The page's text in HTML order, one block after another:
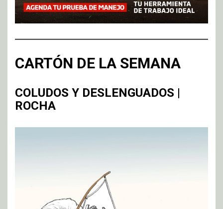
CARTÓN DE LA SEMANA
COLUDOS Y DESLENGUADOS |
ROCHA